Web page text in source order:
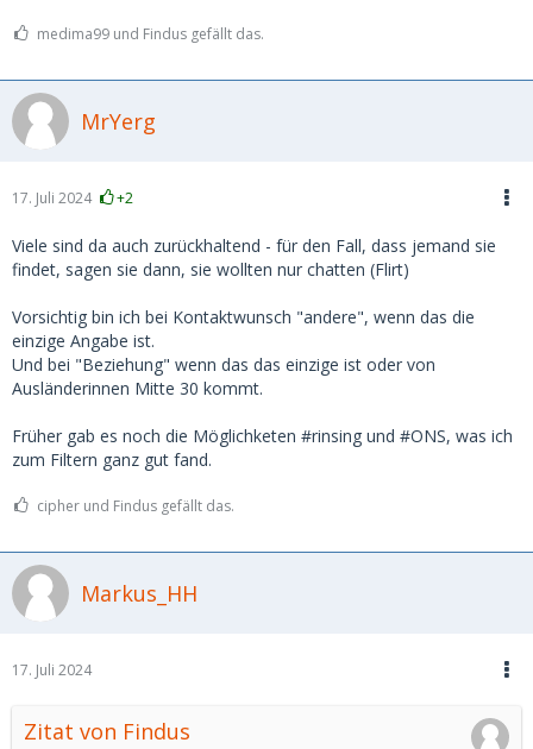
medima99 und Findus gefällt das.
MrYerg
17. Juli 2024 +2
Viele sind da auch zurückhaltend - für den Fall, dass jemand sie
findet, sagen sie dann, sie wollten nur chatten (Flirt)
Vorsichtig bin ich bei Kontaktwunsch "andere", wenn das die
einzige Angabe ist.
Und bei "Beziehung" wenn das das einzige ist oder von
Ausländerinnen Mitte 30 kommt.
Früher gab es noch die Möglichketen #rinsing und #ONS, was ich
zum Filtern ganz gut fand.
cipher und Findus gefällt das.
Markus_HH
17. Juli 2024
Zitat von Findus